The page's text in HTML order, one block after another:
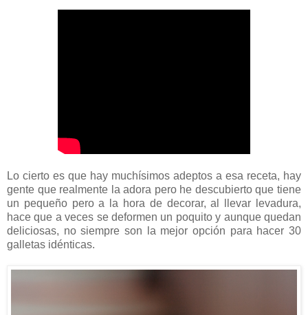
Lo cierto es que hay muchísimos adeptos a esa receta, hay
gente que realmente la adora pero he descubierto que tiene
un pequeño pero a la hora de decorar, al llevar levadura,
hace que a veces se deformen un poquito y aunque quedan
deliciosas, no siempre son la mejor opción para hacer 30
galletas idénticas.